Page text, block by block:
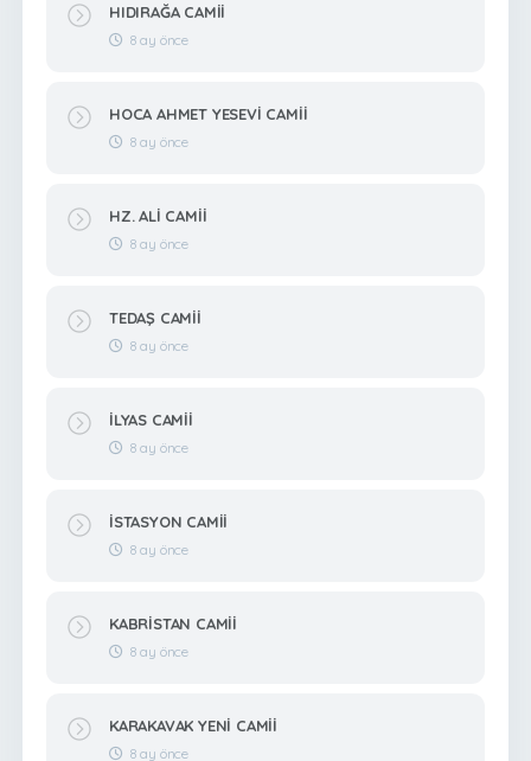
HIDIRAĞA CAMİİ
8 ay önce
HOCA AHMET YESEVİ CAMİİ
8 ay önce
HZ. ALİ CAMİİ
8 ay önce
TEDAŞ CAMİİ
8 ay önce
İLYAS CAMİİ
8 ay önce
İSTASYON CAMİİ
8 ay önce
KABRİSTAN CAMİİ
8 ay önce
KARAKAVAK YENİ CAMİİ
8 ay önce